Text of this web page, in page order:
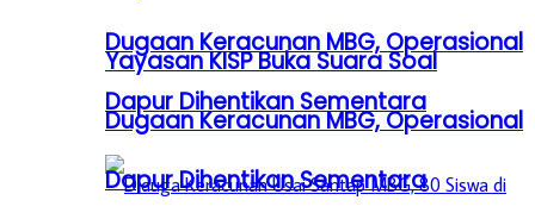
Dugaan Keracunan MBG, Operasional
Dapur Dihentikan Sementara
Yayasan KISP Buka Suara Soal
Dugaan Keracunan MBG, Operasional
Dapur Dihentikan Sementara